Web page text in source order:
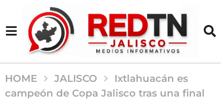
HOME JALISCO
Ixtlahuacán es
campeón de Copa Jalisco tras una final